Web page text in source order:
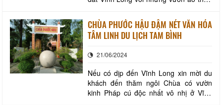
Đến với nơi đây, du khách vừa tận
hưởng được không khí mát mẻ, trong
lành, vừa có thể thưởng thức nhiều loại
Bình, khoa
CHÙA PHƯỚC HẬU ĐẬM NÉT VĂN HÓA
TÂM LINH DU LỊCH TAM BÌNH
21/06/2024
Nếu có dịp đến Vĩnh Long xin mời du
khách đến thăm ngôi Chùa có vườn
kinh Pháp cú độc nhất vô nhị ở Vĩnh